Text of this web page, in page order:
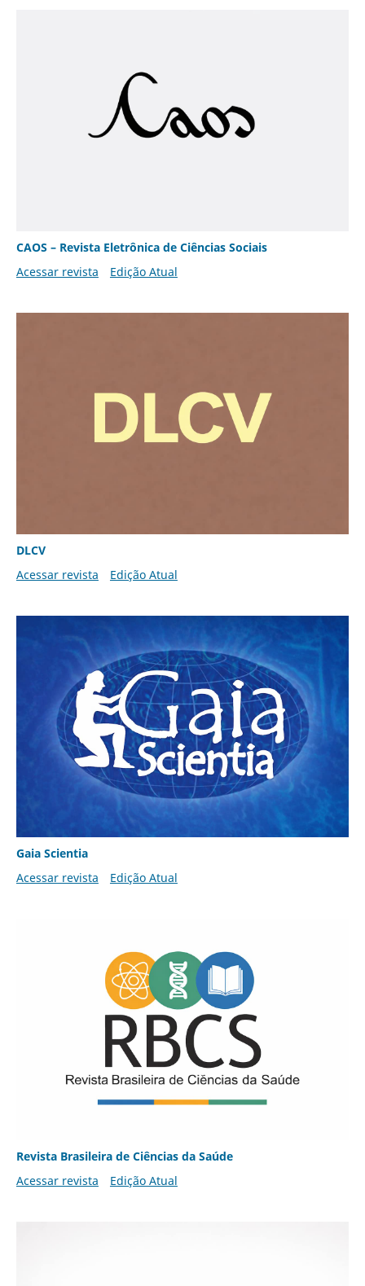
CAOS – Revista Eletrônica de Ciências Sociais
Acessar revista
Edição Atual
DLCV
Acessar revista
Edição Atual
Gaia Scientia
Acessar revista
Edição Atual
Revista Brasileira de Ciências da Saúde
Acessar revista
Edição Atual